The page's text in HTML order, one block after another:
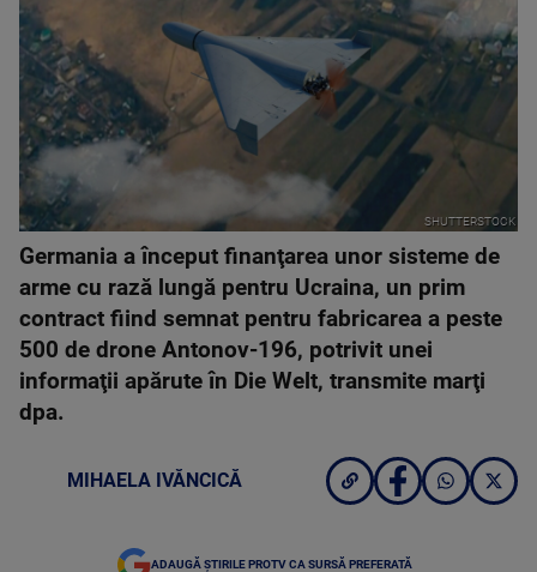
SHUTTERSTOCK
Germania a început finanţarea unor sisteme de
arme cu rază lungă pentru Ucraina, un prim
contract fiind semnat pentru fabricarea a peste
500 de drone Antonov-196, potrivit unei
informaţii apărute în Die Welt, transmite marţi
dpa.
MIHAELA IVĂNCICĂ
ADAUGĂ ȘTIRILE PROTV CA SURSĂ PREFERATĂ